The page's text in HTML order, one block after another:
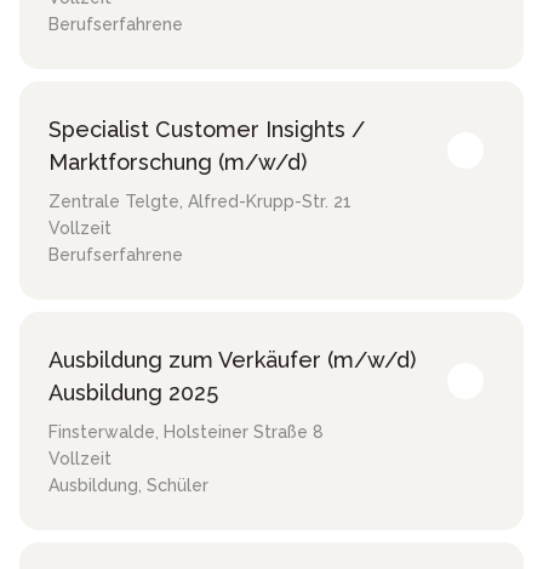
Berufserfahrene
Specialist Customer Insights /
Marktforschung (m/w/d)
Zentrale Telgte, Alfred-Krupp-Str. 21
Vollzeit
Berufserfahrene
Ausbildung zum Verkäufer (m/w/d)
Ausbildung 2025
Finsterwalde, Holsteiner Straße 8
Vollzeit
Ausbildung, Schüler